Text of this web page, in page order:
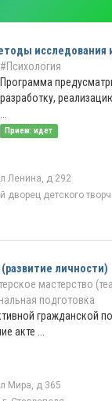
исследования
#Психология
Программа
разработку,
Прием: идет
Ленина, д 292
дворец детского
личности)
мастерство
подготовка
гражданской
акте ...
Мира, д 365